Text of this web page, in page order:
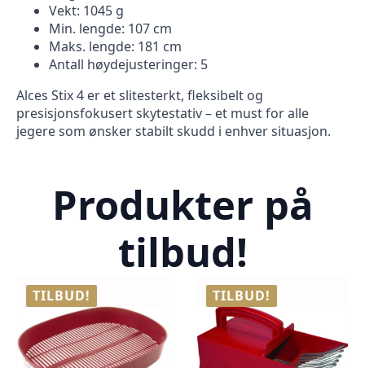
Vekt: 1045 g
Min. lengde: 107 cm
Maks. lengde: 181 cm
Antall høydejusteringer: 5
Alces Stix 4 er et slitesterkt, fleksibelt og
presisjonsfokusert skytestativ – et must for alle
jegere som ønsker stabilt skudd i enhver situasjon.
Produkter på
tilbud!
TILBUD! TILBUD!